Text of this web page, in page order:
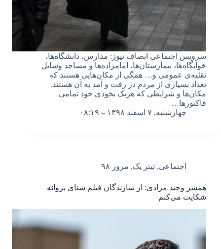
سرویس اجتماعی انصاف نیوز: مدارس، دانشگاه‌ها،
خوابگاه‌ها، بیمارستان‌ها، امامزاده‌ها و مساجد وسایل
نقلیه‌ی عمومی و… همگی از مکان‌هایی هستند که
تعداد بسیاری از مردم در رفت و آمد به آن هستند.
مکان‌ها و شرایطی که هریک بخودی خود تمامی
فاکتورها…
چهارشنبه, ۷ اسفند ۱۳۹۸ – ۰۸:۱۹
اجتماعی, تیتر یک, مرور ۹۸
همسر وحید مرادی: از سازندگان فیلم شنای پروانه
شکایت می‌کنم